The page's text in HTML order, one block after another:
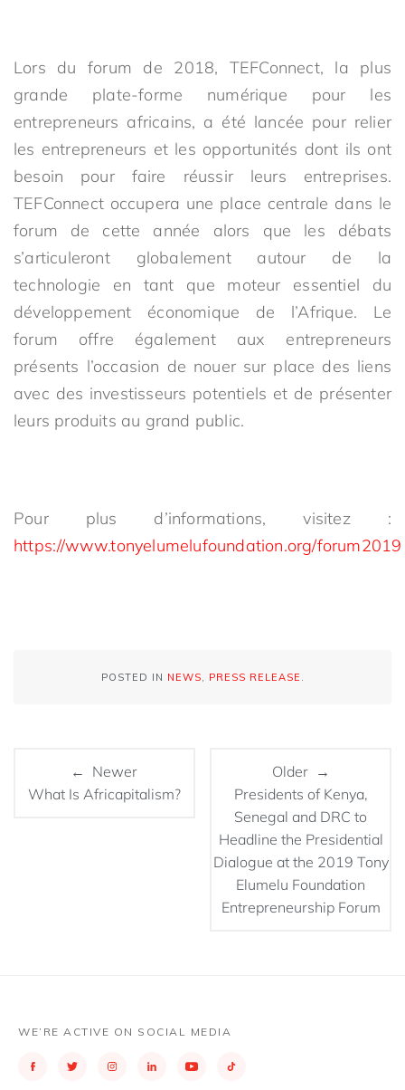
Lors du forum de 2018, TEFConnect, la plus
grande plate-forme numérique pour les
entrepreneurs africains, a été lancée pour relier
les entrepreneurs et les opportunités dont ils ont
besoin pour faire réussir leurs entreprises.
TEFConnect occupera une place centrale dans le
forum de cette année alors que les débats
s’articuleront globalement autour de la
technologie en tant que moteur essentiel du
développement économique de l’Afrique. Le
forum offre également aux entrepreneurs
présents l’occasion de nouer sur place des liens
avec des investisseurs potentiels et de présenter
leurs produits au grand public.
Pour plus d’informations, visitez :
https://www.tonyelumelufoundation.org/forum2019
POSTED IN NEWS, PRESS RELEASE .
← Newer
What Is Africapitalism?
Older →
Presidents of Kenya,
Senegal and DRC to
Headline the Presidential
Dialogue at the 2019 Tony
Elumelu Foundation
Entrepreneurship Forum
WE’RE ACTIVE ON SOCIAL MEDIA